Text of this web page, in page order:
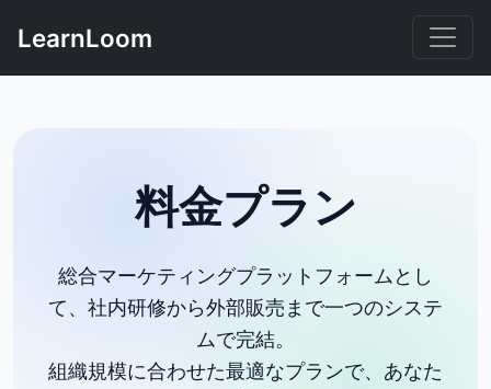
LearnLoom
料金プラン
総合マーケティングプラットフォームとし
て、社内研修から外部販売まで一つのシステ
ムで完結。
組織規模に合わせた最適なプランで、あなた